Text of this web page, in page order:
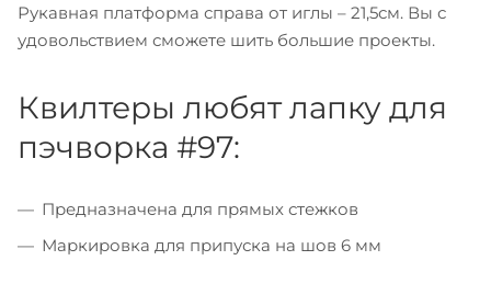
Рукавная платформа справа от иглы – 21,5см. Вы с
удовольствием сможете шить большие проекты.
Квилтеры любят лапку для
пэчворка #97:
Предназначена для прямых стежков
Маркировка для припуска на шов 6 мм